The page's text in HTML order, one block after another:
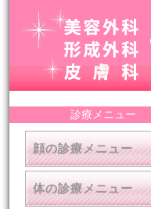
診療メニュー
顔の診療メニュー
体の診療メニュー